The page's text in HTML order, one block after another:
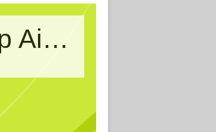
Kritische Massen - Ein Blog von Sepp Aigner